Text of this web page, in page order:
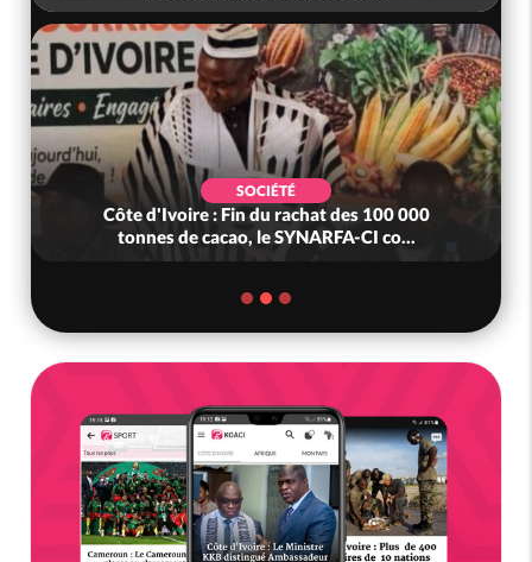
SOCIÉTÉ
Côte d'Ivoire : Fin du rachat des 100 000
tonnes de cacao, le SYNARFA-CI co...